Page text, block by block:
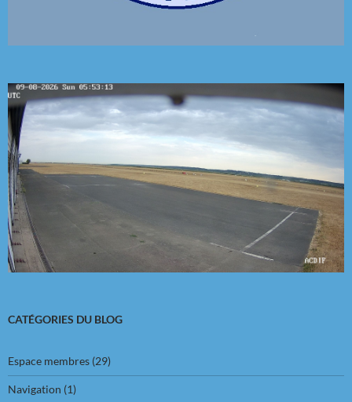
CATÉGORIES DU BLOG
Espace membres (29)
Navigation (1)